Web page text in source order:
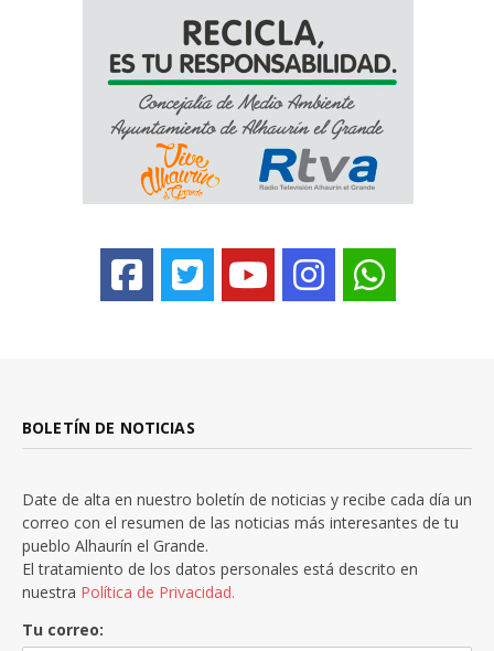
BOLETÍN DE NOTICIAS
Date de alta en nuestro boletín de noticias y recibe cada día un
correo con el resumen de las noticias más interesantes de tu
pueblo Alhaurín el Grande.
El tratamiento de los datos personales está descrito en
nuestra Política de Privacidad.
Tu correo: